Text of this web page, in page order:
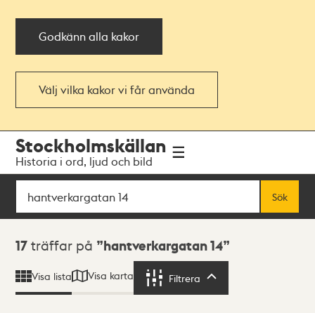
Godkänn alla kakor
Välj vilka kakor vi får använda
navigationen
huvudinnehållet
Stockholmskällan
Historia i ord, ljud och bild
Sök
Sök
Sökresultat
17 träffar på hantverkargatan 14
Visa lista Visa karta Filtrera